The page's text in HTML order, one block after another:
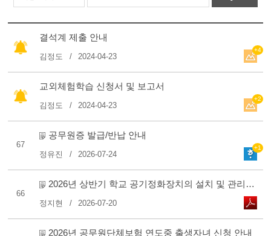
결석계 제출 안내
+4
김정도 2024-04-23
교외체험학습 신청서 및 보고서
+2
김정도 2024-04-23
67
공무원증 발급/반납 안내
+1
정유진 2026-07-24
66
2026년 상반기 학교 공기정화장치의 설치 및 관리현황
정지현 2026-07-20
2026년 공무원단체보험 연도중 출생자녀 신청 안내